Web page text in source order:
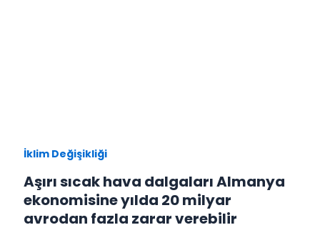
İklim Değişikliği
Aşırı sıcak hava dalgaları Almanya
ekonomisine yılda 20 milyar
avrodan fazla zarar verebilir